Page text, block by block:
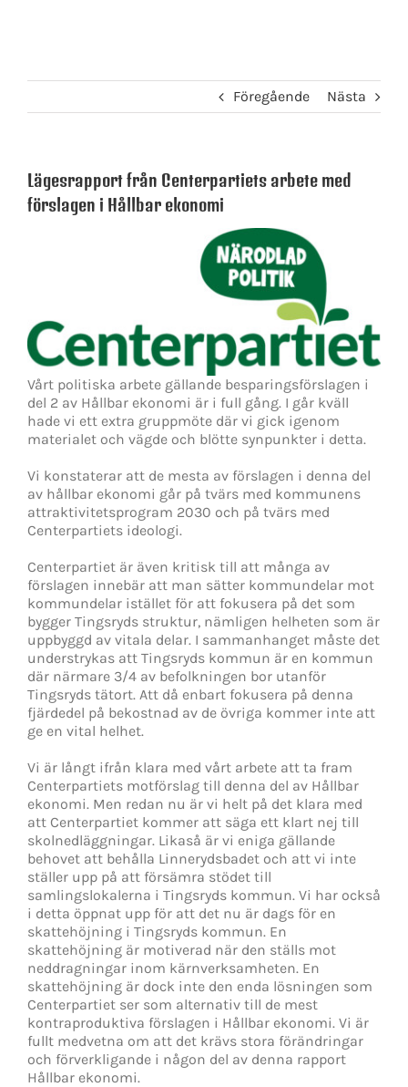
Föregående Nästa
Lägesrapport från Centerpartiets arbete med
förslagen i Hållbar ekonomi
Vårt politiska arbete gällande besparingsförslagen i
del 2 av Hållbar ekonomi är i full gång. I går kväll
hade vi ett extra gruppmöte där vi gick igenom
materialet och vägde och blötte synpunkter i detta.
Vi konstaterar att de mesta av förslagen i denna del
av hållbar ekonomi går på tvärs med kommunens
attraktivitetsprogram 2030 och på tvärs med
Centerpartiets ideologi.
Centerpartiet är även kritisk till att många av
förslagen innebär att man sätter kommundelar mot
kommundelar istället för att fokusera på det som
bygger Tingsryds struktur, nämligen helheten som är
uppbyggd av vitala delar. I sammanhanget måste det
understrykas att Tingsryds kommun är en kommun
där närmare 3/4 av befolkningen bor utanför
Tingsryds tätort. Att då enbart fokusera på denna
fjärdedel på bekostnad av de övriga kommer inte att
ge en vital helhet.
Vi är långt ifrån klara med vårt arbete att ta fram
Centerpartiets motförslag till denna del av Hållbar
ekonomi. Men redan nu är vi helt på det klara med
att Centerpartiet kommer att säga ett klart nej till
skolnedläggningar. Likaså är vi eniga gällande
behovet att behålla Linnerydsbadet och att vi inte
ställer upp på att försämra stödet till
samlingslokalerna i Tingsryds kommun. Vi har också
i detta öppnat upp för att det nu är dags för en
skattehöjning i Tingsryds kommun. En
skattehöjning är motiverad när den ställs mot
neddragningar inom kärnverksamheten. En
skattehöjning är dock inte den enda lösningen som
Centerpartiet ser som alternativ till de mest
kontraproduktiva förslagen i Hållbar ekonomi. Vi är
fullt medvetna om att det krävs stora förändringar
och förverkligande i någon del av denna rapport
Hållbar ekonomi.